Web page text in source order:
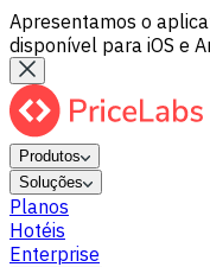
Apresentamos o
disponível para iOS e
Produtos
Soluções
Planos
Hotéis
Enterprise